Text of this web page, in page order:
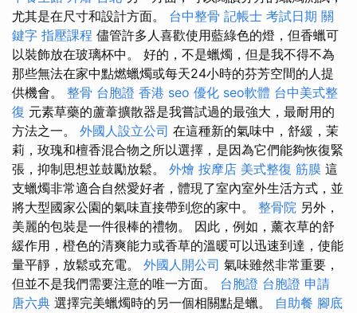
尤其是在尺寸和設計方面。 台中整骨 記帳士 考試日期 關
鍵字 指壓課程 儘管許多人喜歡使用藍綠色的燈，但香蠟可
以裝飾放在玻璃杯中。 好的，不是蠟燭，但是我不得不為
那些無法在家中點燃蠟燭或每天24小時的芬芳空間的人提
供機會。 整骨 台胞證 香港 seo 優化 seo軟體 台中美式整
復 元素草藥的蘆葦擴散器是我嘗試過的最強大，最耐用的
方法之一。 外國人設立公司 在這種新的氣味中，舒緩，茉
莉，玫瑰和檀香混合物之所以選擇，是因為它們能夠恢復緊
張，抑制思想並鼓勵放鬆。 外燴 按摩店 美式整復 筋膜 這
支蠟燭非常適合自然愛好者，體現了室內室外生活方式，並
將大型國家公園的氣味直接帶到您的家中。 整骨院 另外，
美麗的包裝是一件很棒的禮物。 因此，例如，薰衣草的舒
緩作用，橙色的清爽能力或香草的溫暖可以迅速到達，使能
量平靜，放鬆或充電。 外國人開公司 氣味雖然非常重要，
但並不是我們需要注意的唯一方面。 台胞證 台胞證 申請
唐六典 選擇完美蠟燭時的另一個相關點是蠟。 自助餐 腳底